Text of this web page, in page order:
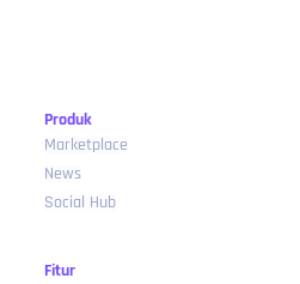
Produk
Marketplace
News
Social Hub
Fitur